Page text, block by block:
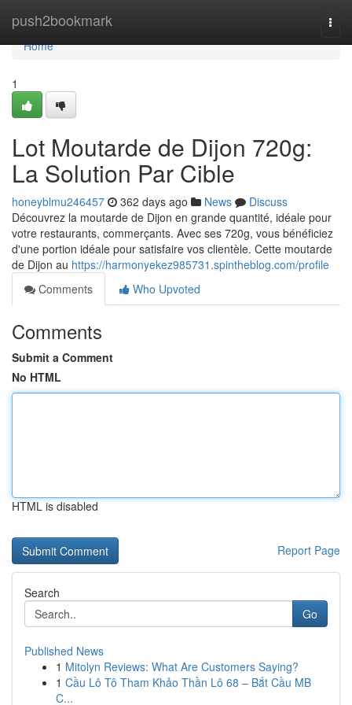
push2bookmark
Home
Home
1
Lot Moutarde de Dijon 720g:
La Solution Par Cible
honeyblmu246457 362 days ago News
Discuss
Découvrez la moutarde de Dijon en grande quantité, idéale pour
votre restaurants, commerçants. Avec ses 720g, vous bénéficiez
d'une portion idéale pour satisfaire vos clientèle. Cette moutarde
de Dijon au https://harmonyekez985731.spintheblog.com/profile
Comments
Who Upvoted
Comments
Submit a Comment
No HTML
HTML is disabled
Report Page
Search
Go
Published News
1 Mitolyn Reviews: What Are Customers Saying?
1 Cầu Lô Tô Tham Khảo Thần Lô 68 – Bắt Cầu MB
C...